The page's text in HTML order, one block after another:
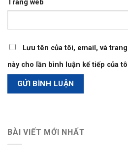
Trang web
Lưu tên của tôi, email, và
này cho lần bình luận kế tiếp của
BÀI VIẾT MỚI NHẤT